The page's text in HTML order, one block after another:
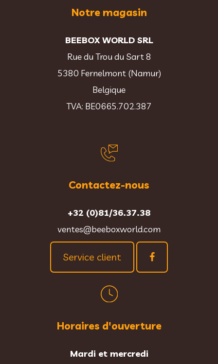
Notre magasin
BEEBOX WORLD SRL
Rue du Trou du Sart 8
5380 Fernelmont (Namur)
Belgique
TVA: BE0665.702.387
Contactez-nous
+32 (0)81/36.37.38
ventes@beeboxworld.com
Service client
Horaires d'ouverture
Mardi et mercredi